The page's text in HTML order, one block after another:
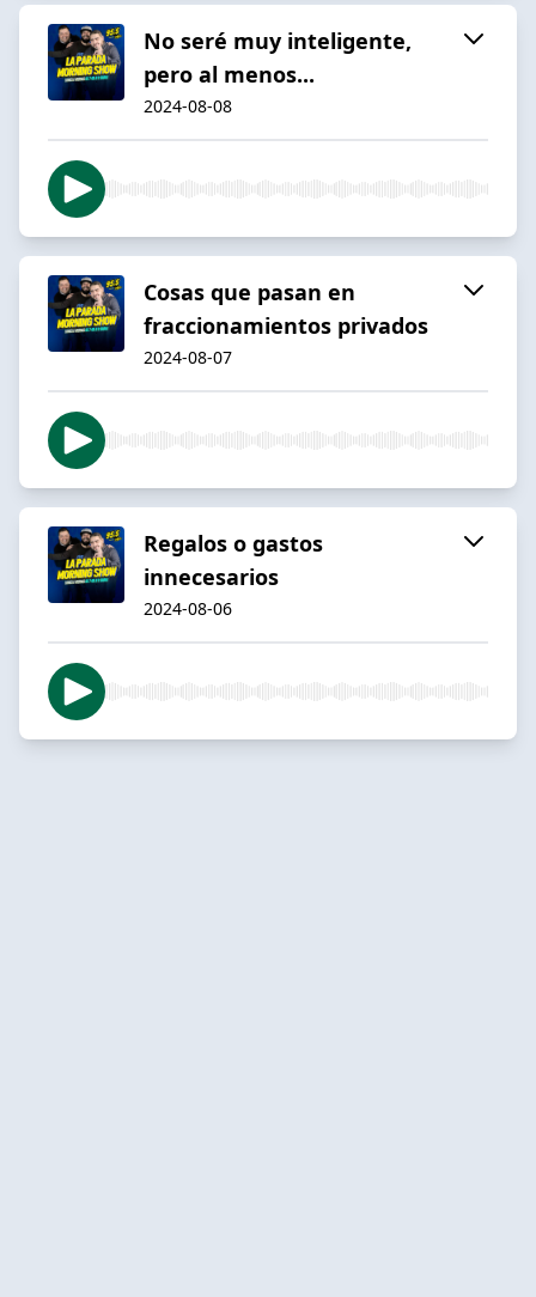
No seré muy inteligente,
pero al menos...
2024-08-08
Cosas que pasan en
fraccionamientos privados
2024-08-07
Regalos o gastos
innecesarios
2024-08-06